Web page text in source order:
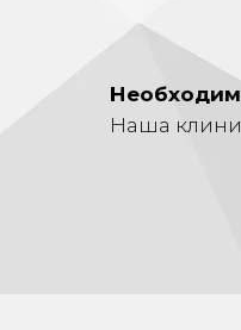
Наша